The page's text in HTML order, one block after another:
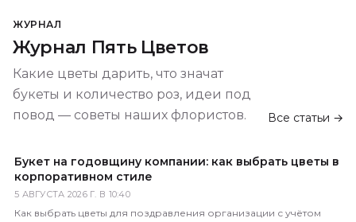
ЖУРНАЛ
Журнал Пять Цветов
Какие цветы дарить, что значат
букеты и количество роз, идеи под
повод — советы наших флористов.
Все статьи →
Букет на годовщину компании: как выбрать цветы в
корпоративном стиле
5 АВГУСТА 2026 Г. В 10:40
Как выбрать цветы для поздравления организации с учётом